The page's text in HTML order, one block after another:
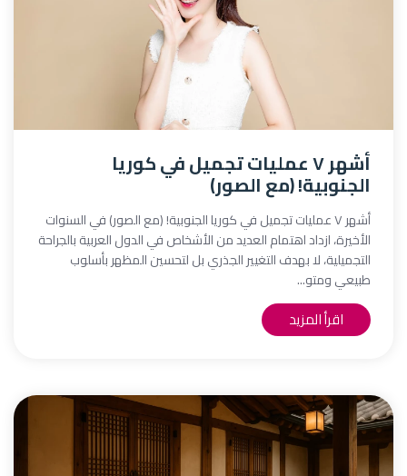
أشهر ٧ عمليات تجميل في كوريا
الجنوبية! (مع الصور)
أشهر ٧ عمليات تجميل في كوريا الجنوبية! (مع الصور) في السنوات
الأخيرة، ازداد اهتمام العديد من الأشخاص في الدول العربية بالجراحة
التجميلية، لا بهدف التغيير الجذري بل لتحسين المظهر بأسلوب
طبيعي ومتو...
اقرأ المزيد